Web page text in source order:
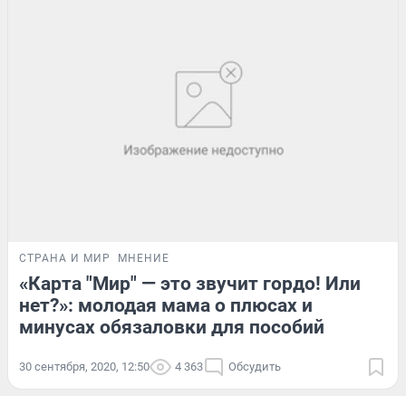
СТРАНА И МИР МНЕНИЕ
«Карта "Мир" — это звучит гордо! Или
нет?»: молодая мама о плюсах и
минусах обязаловки для пособий
30 сентября, 2020, 12:50 4 363 Обсудить